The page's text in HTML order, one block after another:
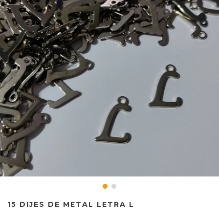
15 DIJES DE METAL LETRA L